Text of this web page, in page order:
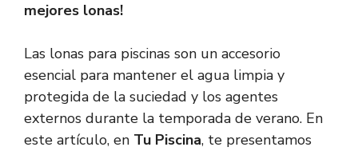
mejores lonas!
Las lonas para piscinas son un accesorio
esencial para mantener el agua limpia y
protegida de la suciedad y los agentes
externos durante la temporada de verano. En
este artículo, en Tu Piscina, te presentamos